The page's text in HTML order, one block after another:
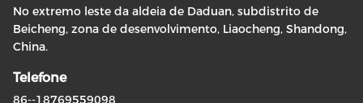
No extremo leste da aldeia de Daduan, subdistrito de
Beicheng, zona de desenvolvimento, Liaocheng, Shandong,
China.
Telefone